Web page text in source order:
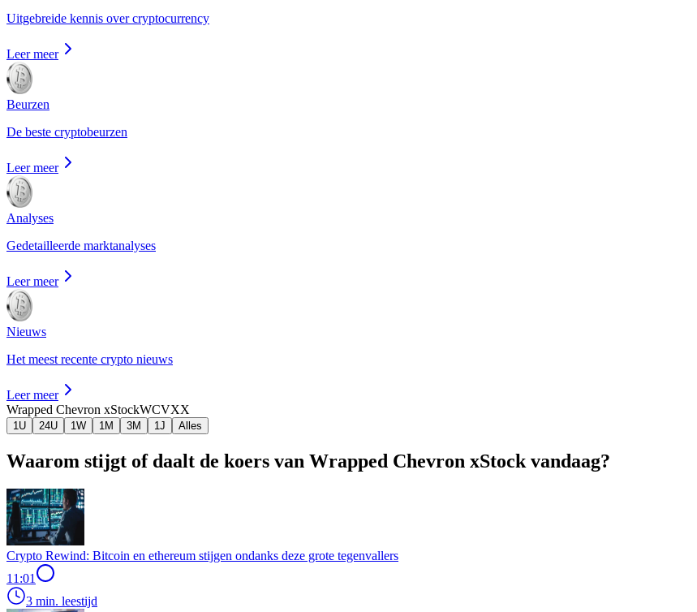
Uitgebreide kennis over cryptocurrency
Leer meer
Beurzen
De beste cryptobeurzen
Leer meer
Analyses
Gedetailleerde marktanalyses
Leer meer
Nieuws
Het meest recente crypto nieuws
Leer meer
Wrapped Chevron xStockWCVXX
1U 24U 1W 1M 3M 1J Alles
Waarom stijgt of daalt de koers van Wrapped Chevron xStock vandaag?
Crypto Rewind: Bitcoin en ethereum stijgen ondanks deze grote tegenvallers
11:01
3 min. leestijd